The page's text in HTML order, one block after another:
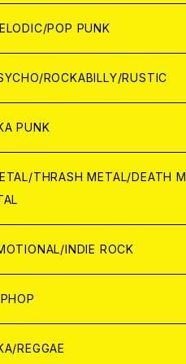
ログ
ログ
POP PUNK
ROCKABILLY/RUSTIC
PUNK
THRASH METAL/DEATH M
INDIE ROCK
REGGAE